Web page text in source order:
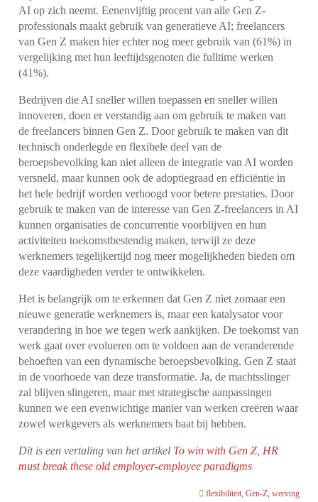
AI op zich neemt. Eenenvijftig procent van alle Gen Z-
professionals maakt gebruik van generatieve AI; freelancers
van Gen Z maken hier echter nog meer gebruik van (61%) in
vergelijking met hun leeftijdsgenoten die fulltime werken
(41%).
Bedrijven die AI sneller willen toepassen en sneller willen
innoveren, doen er verstandig aan om gebruik te maken van
de freelancers binnen Gen Z. Door gebruik te maken van dit
technisch onderlegde en flexibele deel van de
beroepsbevolking kan niet alleen de integratie van AI worden
versneld, maar kunnen ook de adoptiegraad en efficiëntie in
het hele bedrijf worden verhoogd voor betere prestaties. Door
gebruik te maken van de interesse van Gen Z-freelancers in AI
kunnen organisaties de concurrentie voorblijven en hun
activiteiten toekomstbestendig maken, terwijl ze deze
werknemers tegelijkertijd nog meer mogelijkheden bieden om
deze vaardigheden verder te ontwikkelen.
Het is belangrijk om te erkennen dat Gen Z niet zomaar een
nieuwe generatie werknemers is, maar een katalysator voor
verandering in hoe we tegen werk aankijken. De toekomst van
werk gaat over evolueren om te voldoen aan de veranderende
behoeften van een dynamische beroepsbevolking. Gen Z staat
in de voorhoede van deze transformatie. Ja, de machtsslinger
zal blijven slingeren, maar met strategische aanpassingen
kunnen we een evenwichtige manier van werken creëren waar
zowel werkgevers als werknemers baat bij hebben.
Dit is een vertaling van het artikel To win with Gen Z, HR
must break these old employer-employee paradigms
flexibiliteit, Gen-Z, werving